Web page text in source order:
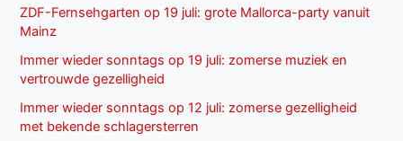
ZDF-Fernsehgarten op 19 juli: grote Mallorca-party vanuit
Mainz
Immer wieder sonntags op 19 juli: zomerse muziek en
vertrouwde gezelligheid
Immer wieder sonntags op 12 juli: zomerse gezelligheid
met bekende schlagersterren